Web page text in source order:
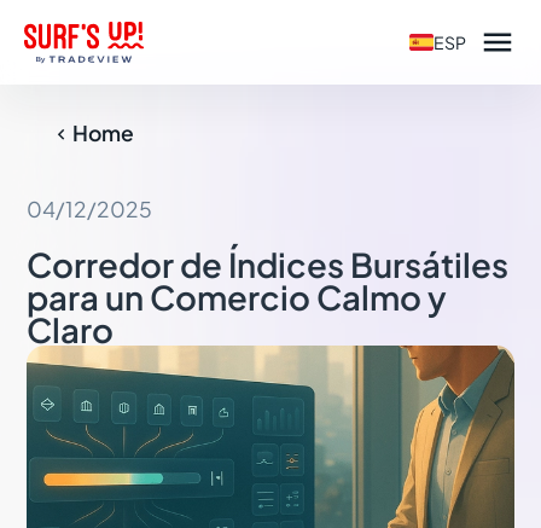
ESP 
 Home
04/12/2025
Corredor de Índices Bursátiles
para un Comercio Calmo y
Claro